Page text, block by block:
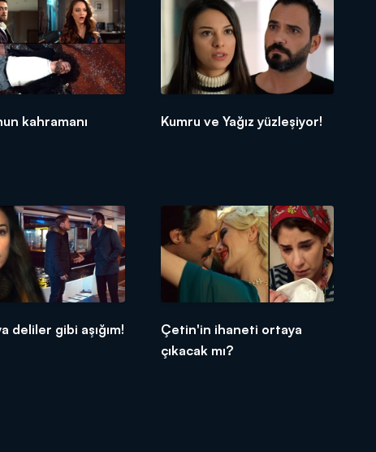
kahramanı
Kumru ve Yağız yüzleşiyor!
deliler gibi aşığım!
Çetin'in ihaneti ortaya
çıkacak mı?